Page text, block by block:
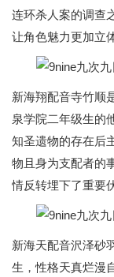
连环杀人案的调查
让角色魅力更加立
新海翔配音寺竹顺
泉学院二年级生的
知圣遗物的存在后
物且身为支配者的
情反转埋下了重要
新海天配音沢泽砂
生，性格天真烂漫